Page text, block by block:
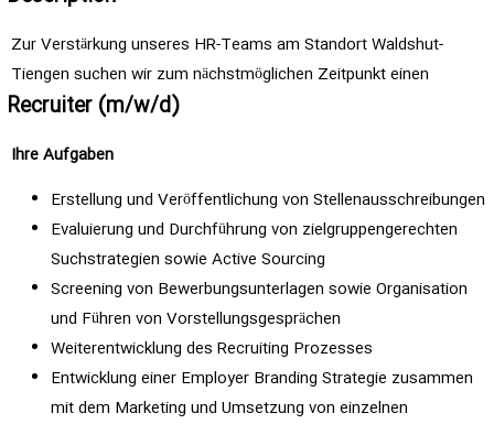
Zur Verstärkung unseres HR-Teams am Standort Waldshut-
Tiengen suchen wir zum nächstmöglichen Zeitpunkt einen
Recruiter (m/w/d)
Ihre Aufgaben
Erstellung und Veröffentlichung von Stellenausschreibungen
Evaluierung und Durchführung von zielgruppengerechten
Suchstrategien sowie Active Sourcing
Screening von Bewerbungsunterlagen sowie Organisation
und Führen von Vorstellungsgesprächen
Weiterentwicklung des Recruiting Prozesses
Entwicklung einer Employer Branding Strategie zusammen
mit dem Marketing und Umsetzung von einzelnen